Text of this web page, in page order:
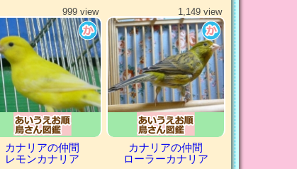
999 view
カナリアの仲間
レモンカナリア
1,149 view
カナリアの仲間
ローラーカナリア